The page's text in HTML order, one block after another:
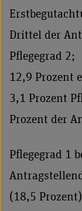
Drittel der
Pflegegrad 2;
12,9 Prozent
3,1 Prozent
Prozent der
Pflegegrad 1
(18,5